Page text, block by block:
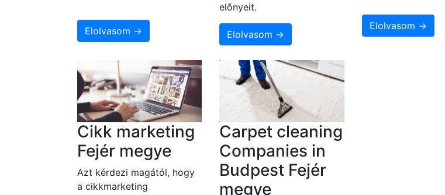
Elolvasom →
elõnyeit.
Elolvasom →
Elolvasom →
Cikk marketing
Fejér megye
Azt kérdezi magától, hogy
a cikkmarketing
Carpet cleaning
Companies in
Budpest Fejér
megye